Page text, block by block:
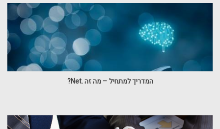
המדריך למתחיל – מה זה .Net?